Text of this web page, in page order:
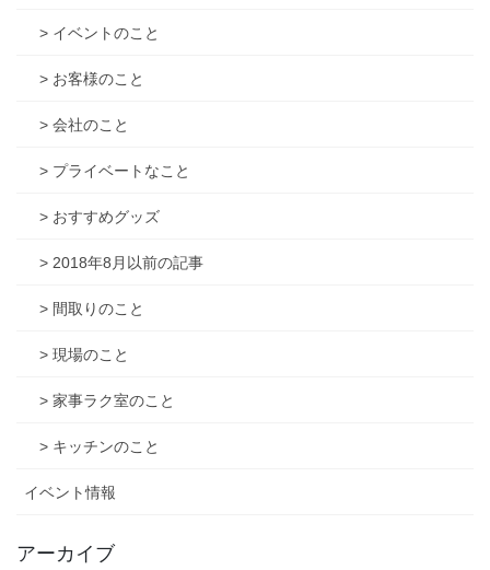
> イベントのこと
> お客様のこと
> 会社のこと
> プライベートなこと
> おすすめグッズ
> 2018年8月以前の記事
> 間取りのこと
> 現場のこと
> 家事ラク室のこと
> キッチンのこと
イベント情報
アーカイブ